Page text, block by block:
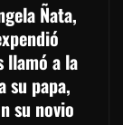
Ñata,
llamó a la
su papa,
su novio